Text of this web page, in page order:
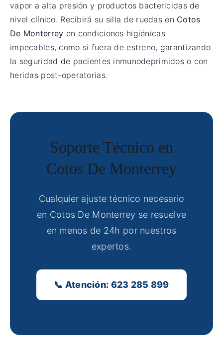
vapor a alta presión y productos bactericidas de
nivel clínico. Recibirá su silla de ruedas en Cotos
De Monterrey en condiciones higiénicas
impecables, como si fuera de estreno, garantizando
la seguridad de pacientes inmunodeprimidos o con
heridas post-operatorias.
Soporte Técnico en
Cotos De Monterrey
Cualquier ajuste técnico necesario
en Cotos De Monterrey se resuelve
en menos de 24h por nuestros
expertos.
📞 Atención: 623 285 899